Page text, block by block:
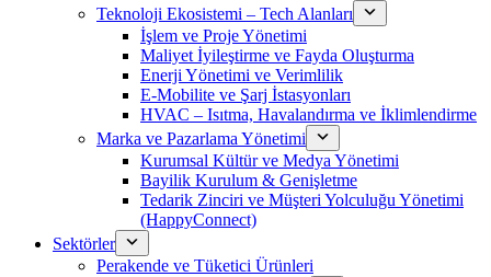
Teknoloji Ekosistemi – Tech Alanları
İşlem ve Proje Yönetimi
Maliyet İyileştirme ve Fayda Oluşturma
Enerji Yönetimi ve Verimlilik
E-Mobilite ve Şarj İstasyonları
HVAC – Isıtma, Havalandırma ve İklimlendirme
Marka ve Pazarlama Yönetimi
Kurumsal Kültür ve Medya Yönetimi
Bayilik Kurulum & Genişletme
Tedarik Zinciri ve Müşteri Yolculuğu Yönetimi
(HappyConnect)
Sektörler
Perakende ve Tüketici Ürünleri